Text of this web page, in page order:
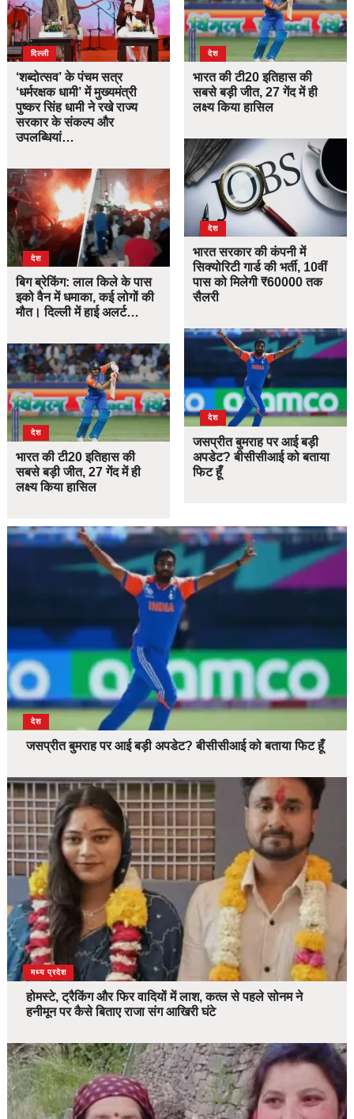
दिल्ली
‘शब्दोत्सव’ के पंचम सत्र
‘धर्मरक्षक धामी’ में मुख्यमंत्री
पुष्कर सिंह धामी ने रखे राज्य
सरकार के संकल्प और
उपलब्धियां…
देश
बिग ब्रेकिंग: लाल किले के पास
इको वैन में धमाका, कई लोगों की
मौत। दिल्ली में हाई अलर्ट…
देश
भारत की टी20 इतिहास की
सबसे बड़ी जीत, 27 गेंद में ही
लक्ष्य किया हासिल
देश
भारत की टी20 इतिहास की
सबसे बड़ी जीत, 27 गेंद में ही
लक्ष्य किया हासिल
देश
भारत सरकार की कंपनी में
सिक्योरिटी गार्ड की भर्ती, 10वीं
पास को मिलेगी ₹60000 तक
सैलरी
देश
जसप्रीत बुमराह पर आई बड़ी
अपडेट? बीसीसीआई को बताया
फिट हूँ
देश
जसप्रीत बुमराह पर आई बड़ी अपडेट? बीसीसीआई को बताया फिट हूँ
देश
मध्य प्रदेश
होमस्टे, ट्रैकिंग और फिर वादियों में लाश, कत्ल से पहले सोनम ने
हनीमून पर कैसे बिताए राजा संग आखिरी घंटे